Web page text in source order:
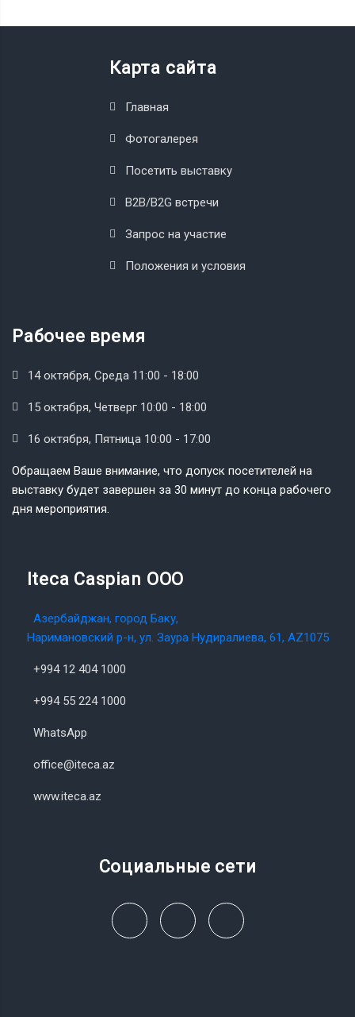
Карта сайта
Главная
Фотогалерея
Посетить выставку
B2B/B2G встречи
Запрос на участие
Положения и условия
Рабочее время
14 октября, Среда 11:00 - 18:00
15 октября, Четверг 10:00 - 18:00
16 октября, Пятница 10:00 - 17:00
Обращаем Ваше внимание, что допуск посетителей на
выставку будет завершен за 30 минут до конца рабочего
дня мероприятия.
Iteca Caspian OOO
Азербайджан, город Баку,
Наримановский р-н, ул. Заура Нудиралиева, 61, AZ1075
+994 12 404 1000
+994 55 224 1000
WhatsApp
office@iteca.az
www.iteca.az
Социальные сети